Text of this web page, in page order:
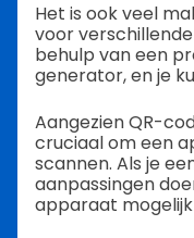
Het is ook veel
voor
behulp van een
generator, en je
Aangezien QR-
cruciaal om een
scannen. Als je
aanpassingen
apparaat